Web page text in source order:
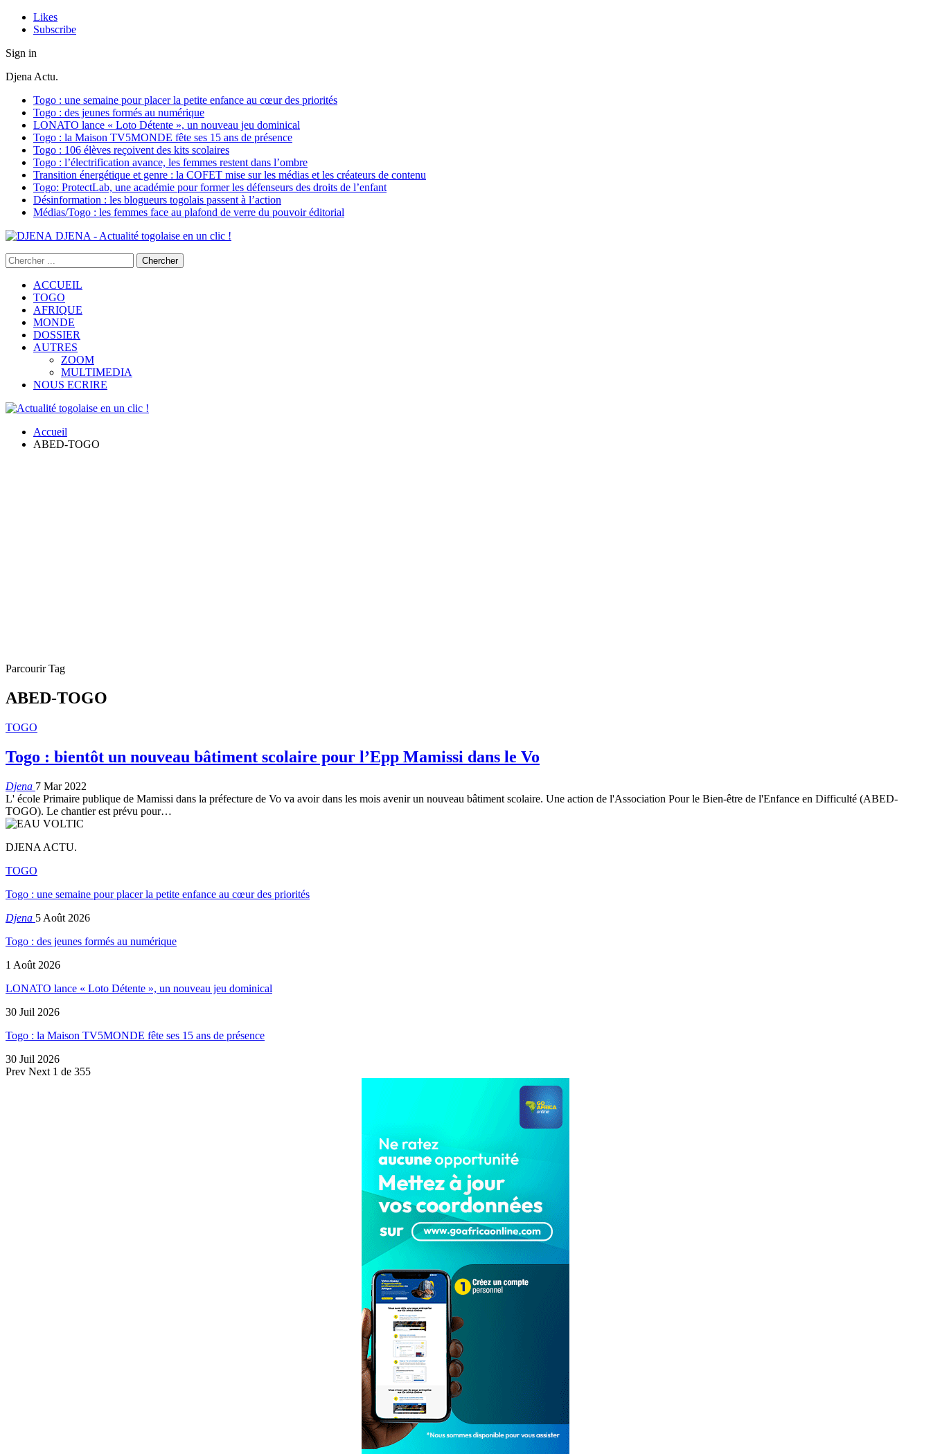
Likes
Subscribe
Sign in
Djena Actu.
Togo : une semaine pour placer la petite enfance au cœur des priorités
Togo : des jeunes formés au numérique
LONATO lance « Loto Détente », un nouveau jeu dominical
Togo : la Maison TV5MONDE fête ses 15 ans de présence
Togo : 106 élèves reçoivent des kits scolaires
Togo : l’électrification avance, les femmes restent dans l’ombre
Transition énergétique et genre : la COFET mise sur les médias et les créateurs de contenu
Togo: ProtectLab, une académie pour former les défenseurs des droits de l’enfant
Désinformation : les blogueurs togolais passent à l’action
Médias/Togo : les femmes face au plafond de verre du pouvoir éditorial
DJENA - Actualité togolaise en un clic !
ACCUEIL
TOGO
AFRIQUE
MONDE
DOSSIER
AUTRES
ZOOM
MULTIMEDIA
NOUS ECRIRE
Accueil
ABED-TOGO
Parcourir Tag
ABED-TOGO
TOGO
Togo : bientôt un nouveau bâtiment scolaire pour l’Epp Mamissi dans le Vo
Djena 7 Mar 2022
L' école Primaire publique de Mamissi dans la préfecture de Vo va avoir dans les mois avenir un nouveau bâtiment scolaire. Une action de l'Association Pour le Bien-être de l'Enfance en Difficulté (ABED-
TOGO). Le chantier est prévu pour…
DJENA ACTU.
TOGO
Togo : une semaine pour placer la petite enfance au cœur des priorités
Djena 5 Août 2026
Togo : des jeunes formés au numérique
1 Août 2026
LONATO lance « Loto Détente », un nouveau jeu dominical
30 Juil 2026
Togo : la Maison TV5MONDE fête ses 15 ans de présence
30 Juil 2026
Prev Next 1 de 355